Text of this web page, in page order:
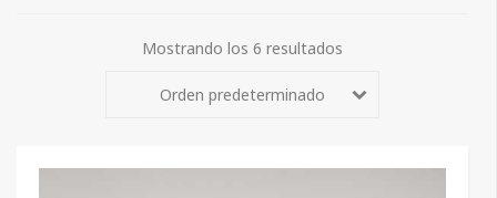
Mostrando los 6 resultados
Orden predeterminado